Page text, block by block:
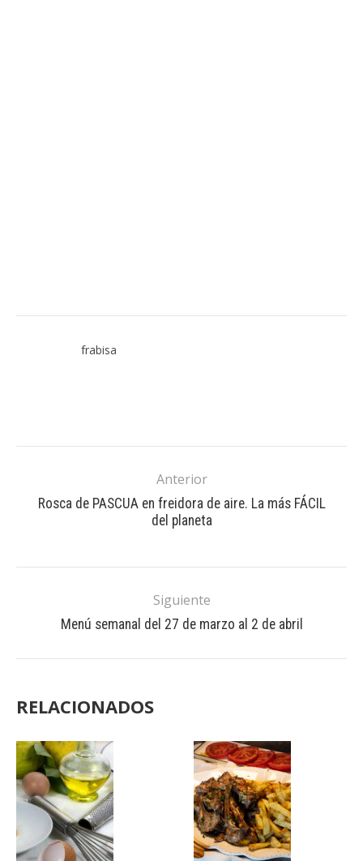
frabisa
Anterior
Rosca de PASCUA en freidora de aire. La más FÁCIL
del planeta
Siguiente
Menú semanal del 27 de marzo al 2 de abril
RELACIONADOS